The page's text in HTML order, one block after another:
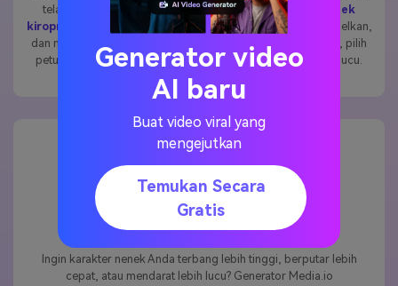
telah menyiapkan perpustakaan prompt khusus untuk
Nenek
kiropraktor
meme, sehingga Anda dapat menyalin, menempelkan,
dan menghasilkan dalam hitungan detik. Cukup unggah foto, pilih
petunjuk, dan tonton ide Anda berubah menjadi video viral lucu.
Disesuaikan untuk gaya Anda
Ingin karakter nenek Anda terbang lebih tinggi, berputar lebih
cepat, atau mendarat lebih lucu? Generator Media.io
Generator video
AI baru
Buat video viral yang
mengejutkan
Temukan Secara
Gratis